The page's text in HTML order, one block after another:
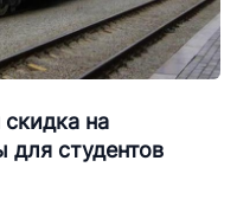
на
студентов